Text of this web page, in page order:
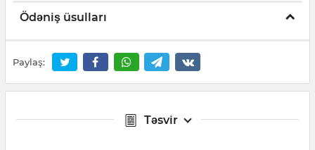
Ödəniş üsulları
Paylaş:
Təsvir